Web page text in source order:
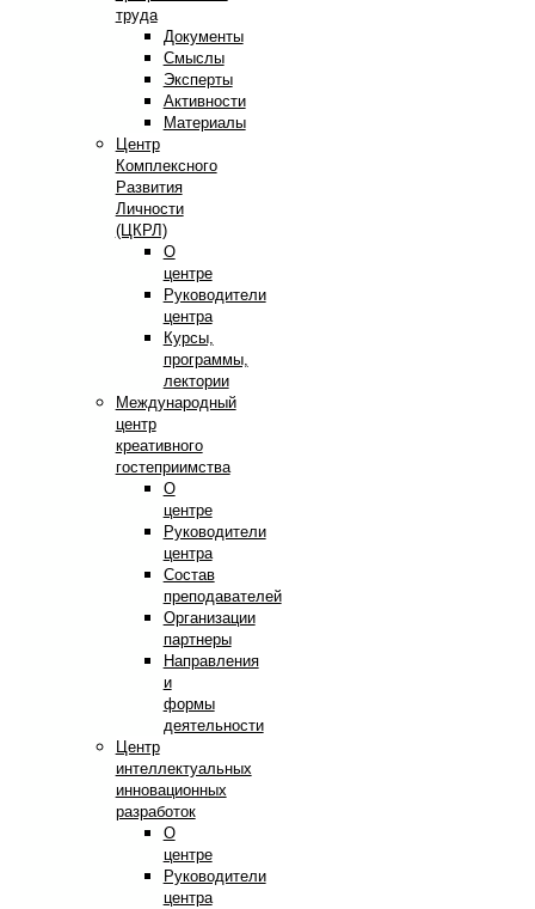
труда
Документы
Смыслы
Эксперты
Активности
Материалы
Центр
Комплексного
Развития
Личности
(ЦКРЛ)
О
центре
Руководители
центра
Курсы,
программы,
лектории
Международный
центр
креативного
гостеприимства
О
центре
Руководители
центра
Состав
преподавателей
Организации
партнеры
Направления
и
формы
деятельности
Центр
интеллектуальных
инновационных
разработок
О
центре
Руководители
центра